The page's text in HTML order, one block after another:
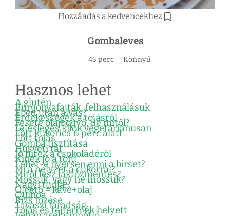
Hozzáadás a kedvencekhez
Gombaleves
45 perc Könnyű
Hasznos lehet
A glutén
Burgonyafajták, felhasználásuk
Ebéd után alvás?
Érdekességek a tojásról
Fekete olajbogyó, de mitől?
Felesleges kilók vegetáriánusan
Főtt kukorica 6 perc alatt
Főtt tojás
Gomba tisztítása
Húsvéti tál
Jó hírek a csokoládéról
Kinek jó a tofu
Lehet-e nyersen enni a birset?
Mi a helyzet a cukorral?
Mitől lesz laktózmentes?
Mossuk, vagy ne mossuk?
Nagyi tudja…
Oleátó = kávé+olaj
Quinoa
Rizs főzése
Tavaszi fáradság
Tojás és tejtermék helyett